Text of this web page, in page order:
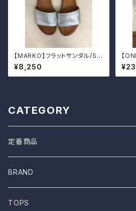
【MARKO】フラットサンダル/SIL
VER
¥8,250
【
ック
CATEGORY
定番商品
BRAND
ONE WASH
TOPS